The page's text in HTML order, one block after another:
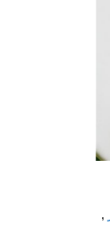
,